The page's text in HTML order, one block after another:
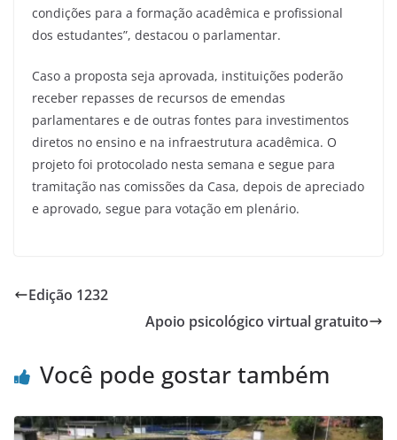
condições para a formação acadêmica e profissional
dos estudantes”, destacou o parlamentar.
Caso a proposta seja aprovada, instituições poderão
receber repasses de recursos de emendas
parlamentares e de outras fontes para investimentos
diretos no ensino e na infraestrutura acadêmica. O
projeto foi protocolado nesta semana e segue para
tramitação nas comissões da Casa, depois de apreciado
e aprovado, segue para votação em plenário.
Edição 1232
Apoio psicológico virtual gratuito
Você pode gostar também